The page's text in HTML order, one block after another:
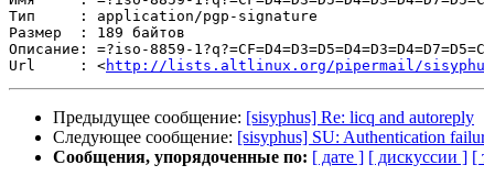
Тип     : application/pgp-signature
Размер  : 189 байтов
Описание: =?iso-8859-
Url     : <http://lists.altlinux.org/pipermail/sisyphus/
Предыдущее сообщение: [sisyphus] Re: licq and autoreply
Следующее сообщение: [sisyphus] SU: Authentication
Сообщения, упорядоченные по: [ дате ] [ дискуссии ] [